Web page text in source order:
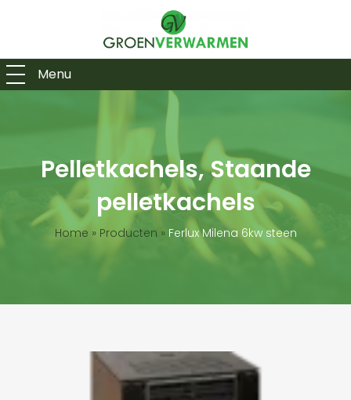
Menu
Pelletkachels, Staande
pelletkachels
Home » Producten » Ferlux Milena 6kw steen